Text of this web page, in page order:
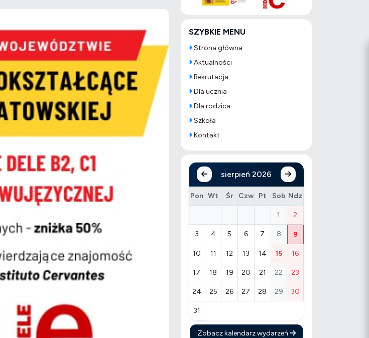
SZYBKIE MENU
Strona główna
Aktualności
Rekrutacja
Dla ucznia
Dla rodzica
Szkoła
Kontakt
sierpień 2026
Pon Wt Śr Czw Pt Sob Ndz
1 2
3 4 5 6 7 8 9
10 11 12 13 14 15 16
17 18 19 20 21 22 23
24 25 26 27 28 29 30
31
Zobacz kalendarz wydarzeń